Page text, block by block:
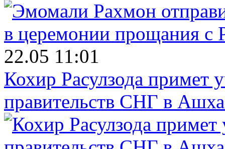
22.05 11:01
Кохир Расулзода примет
правительств СНГ в